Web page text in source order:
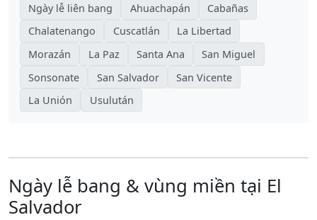
Ngày lễ liên bang Ahuachapán
Cabañas
Chalatenango
Cuscatlán
La Libertad
Morazán
La Paz Santa Ana
San Miguel
Sonsonate
San Salvador
San Vicente
La Unión
Usulután
Ngày lễ bang & vùng miền tại El
Salvador